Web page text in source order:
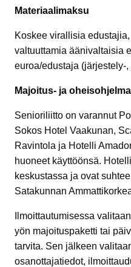
Materiaalimaksu
Koskee virallisia
valtuuttamia äänivaltaisia
euroa/edustaja (järjestely-
Majoitus- ja
Senioriliitto on varannut
Sokos Hotel Vaakunan,
Ravintola ja Hotelli
huoneet käyttöönsä.
keskustassa ja ovat
Satakunnan
Ilmoittautumisessa
yön majoituspaketti tai
tarvita. Sen jälkeen
osanottajatiedot,